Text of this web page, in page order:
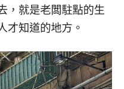
，就是老闆駐點的生
才知道的地方。